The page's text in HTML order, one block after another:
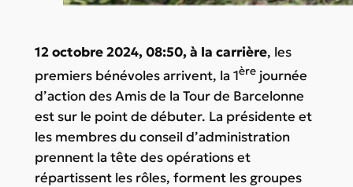
12 octobre 2024, 08:50, à la carrière, les
premiers bénévoles arrivent, la 1èrejournée
d’action des Amis de la Tour de Barcelonne
est sur le point de débuter. La présidente et
les membres du conseil d’administration
prennent la tête des opérations et
répartissent les rôles, forment les groupes